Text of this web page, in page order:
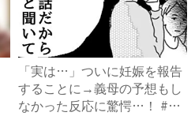
「実は…」ついに妊娠を報告
することに→義母の予想もし
なかった反応に驚愕…！ #